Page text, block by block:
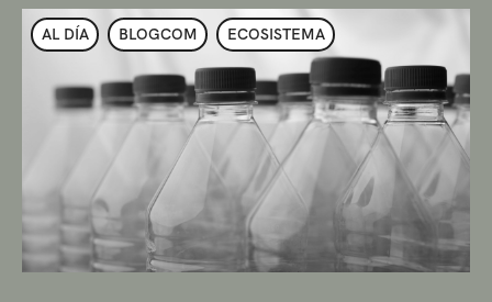
AL DÍA BLOGCOM ECOSISTEMA